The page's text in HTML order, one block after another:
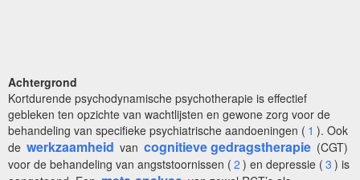
Achtergrond
Kortdurende psychodynamische psychotherapie is effectief
gebleken ten opzichte van wachtlijsten en gewone zorg voor de
behandeling van specifieke psychiatrische aandoeningen ( 1 ). Ook
de werkzaamheid van cognitieve gedragstherapie (CGT)
voor de behandeling van angststoornissen ( 2 ) en depressie ( 3 ) is